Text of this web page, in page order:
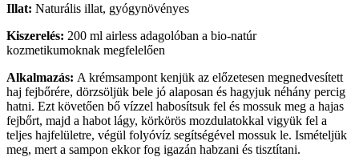
Illat: Naturális illat, gyógynövényes
Kiszerelés: 200 ml airless adagolóban a bio-natúr
kozmetikumoknak megfelelően
Alkalmazás: A krémsampont kenjük az előzetesen megnedvesített
haj fejbőrére, dörzsöljük bele jó alaposan és hagyjuk néhány percig
hatni. Ezt követően bő vízzel habosítsuk fel és mossuk meg a hajas
fejbőrt, majd a habot lágy, körkörös mozdulatokkal vigyük fel a
teljes hajfelületre, végül folyóvíz segítségével mossuk le. Ismételjük
meg, mert a sampon ekkor fog igazán habzani és tisztítani.